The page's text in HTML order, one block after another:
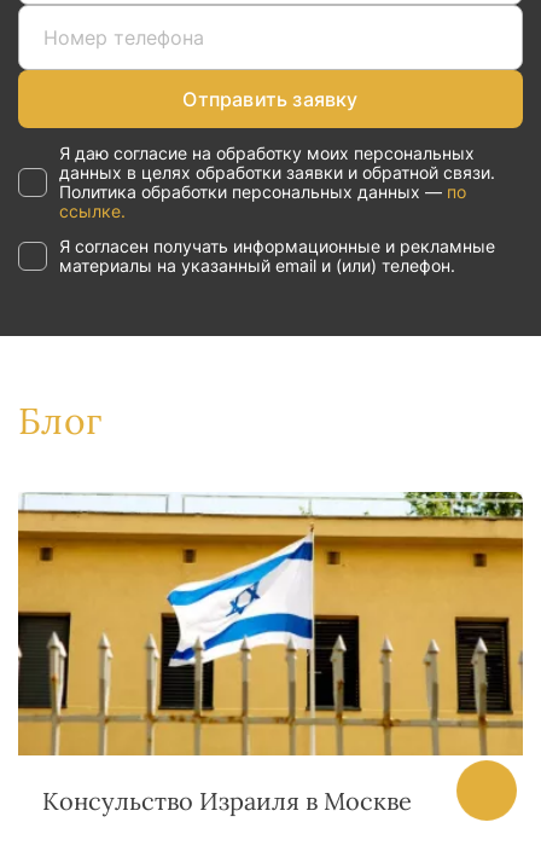
Отправить заявку
Я даю согласие на обработку моих персональных
данных в целях обработки заявки и обратной связи.
Политика обработки персональных данных — по
ссылке.
Я согласен получать информационные и рекламные
материалы на указанный email и (или) телефон.
Блог
Консульство Израиля в Москве